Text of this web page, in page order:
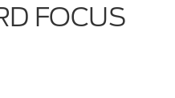
FOCUS